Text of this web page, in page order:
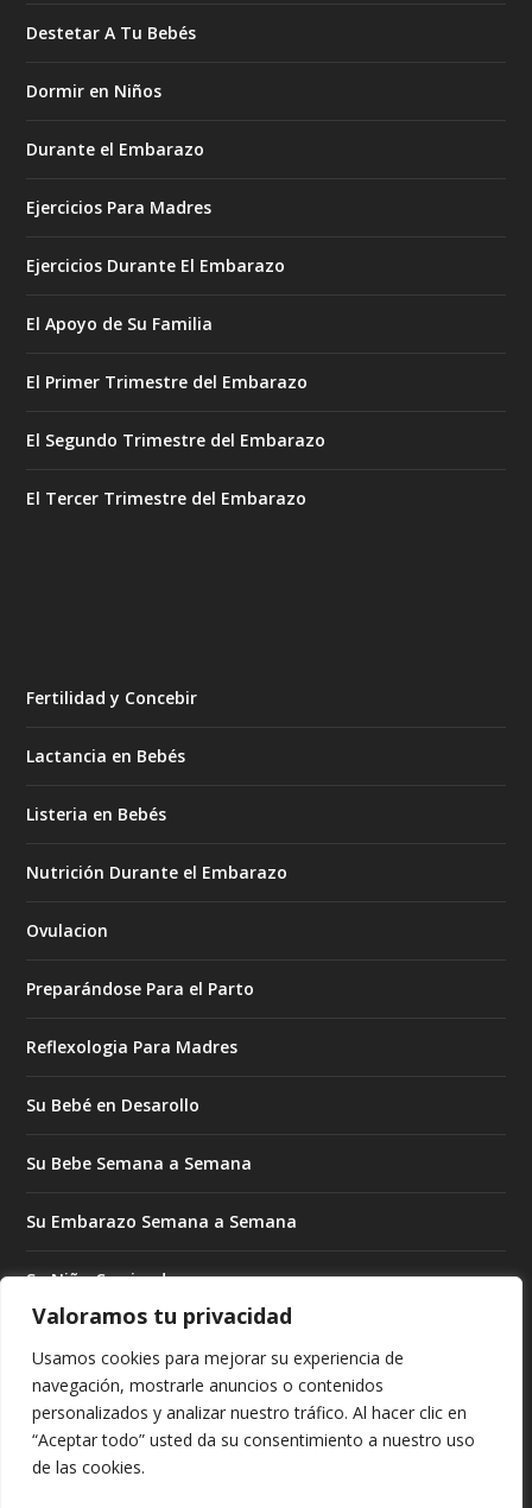
Valoramos tu privacidad
Usamos cookies para mejorar su experiencia de
navegación, mostrarle anuncios o contenidos
personalizados y analizar nuestro tráfico. Al hacer clic en
“Aceptar todo” usted da su consentimiento a nuestro uso
de las cookies.
Destetar A Tu Bebés
Dormir en Niños
Durante el Embarazo
Ejercicios Para Madres
Ejercicios Durante El Embarazo
El Apoyo de Su Familia
El Primer Trimestre del Embarazo
El Segundo Trimestre del Embarazo
El Tercer Trimestre del Embarazo
Fertilidad y Concebir
Lactancia en Bebés
Listeria en Bebés
Nutrición Durante el Embarazo
Ovulacion
Preparándose Para el Parto
Reflexologia Para Madres
Su Bebé en Desarollo
Su Bebe Semana a Semana
Su Embarazo Semana a Semana
Su Niño Creciendo
Subrogado Para Madres
Tratando de Embarazarse